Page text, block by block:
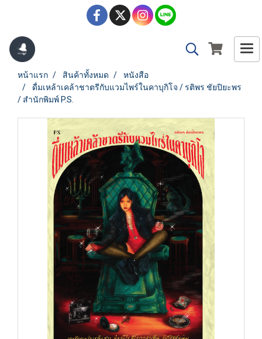
หน้าแรก สินค้าทั้งหมด
หนังสือ
ดื่มเหล้าเคล้าชาตรีกับแวมไพร์ในคาบุกิโจ / รติพร ชัยปิยะพร
/ สำนักพิมพ์ P.S.